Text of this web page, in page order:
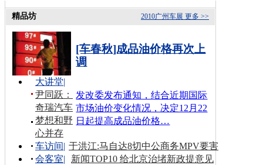
更多 >>
2010广州车展
精品坊
[车春秋]成品油价格再次上
调
发改委发布通知，结合近期国际
市场油价变化情况，决定12月22
日起提高成品油价格…
大讲堂|
尹同跃：
奇瑞汽车
梦想和野
心并存
车访间| 于洪江:马自达8切中公商务MPV要害
会客室|
新闻TOP10 给北京治堵新政提意见